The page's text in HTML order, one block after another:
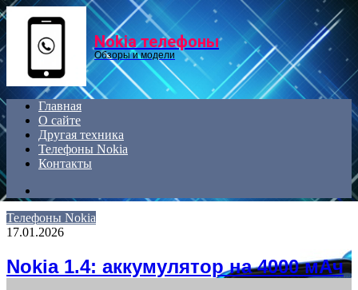
Menu
Nokia телефоны
Обзоры и модели
Главная
О сайте
Другая техника
Телефоны Nokia
Контакты
for
Телефоны Nokia
17.01.2026
Nokia 1.4: аккумулятор на 4000 мАч